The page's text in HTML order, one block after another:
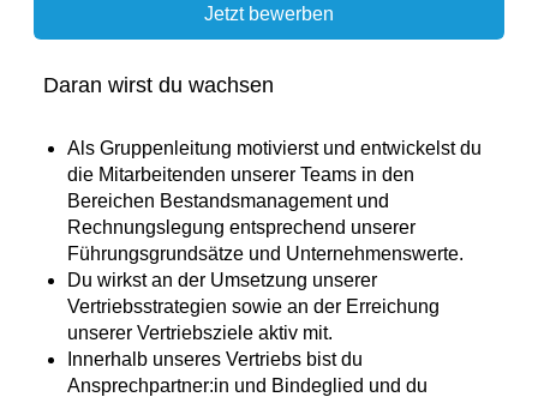
Jetzt bewerben
Daran wirst du wachsen
Als Gruppenleitung motivierst und entwickelst du
die Mitarbeitenden unserer Teams in den
Bereichen Bestandsmanagement und
Rechnungslegung entsprechend unserer
Führungsgrundsätze und Unternehmenswerte.
​​Du wirkst an der Umsetzung unserer
Vertriebsstrategien sowie an der Erreichung
unserer Vertriebsziele aktiv mit​.
​​Innerhalb unseres Vertriebs bist du
Ansprechpartner:in und Bindeglied und du